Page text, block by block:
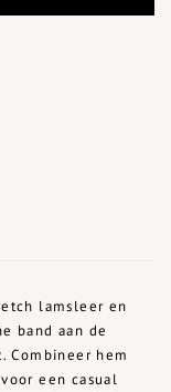
lamsleer en
band aan de
Combineer hem
een casual